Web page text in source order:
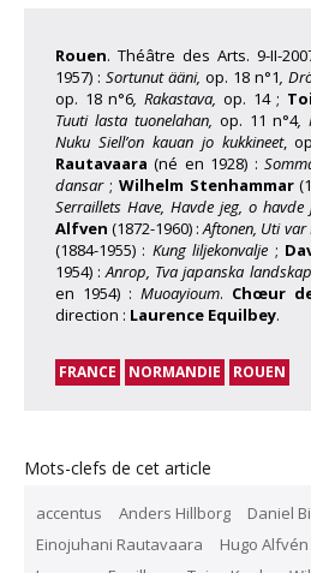
Rouen. Théâtre des Arts. 9-II-
1957) : Sortunut ääni, op. 18 n°1,
op. 18 n°6, Rakastava, op. 14 ;
Tuuti lasta tuonelahan, op. 11 n°4,
Nuku Siell’on kauan jo kukkineet,
Rautavaara (né en 1928) :
dansar; Wilhelm Stenhammar
Serraillets Have, Havde jeg, o
Alfven (1872-1960) :Aftonen, Uti var
(1884-1955) : Kung liljekonvalje ;
1954) :Anrop, Tva japanska landskap
en 1954) : Muoayioum. Chœur
direction : Laurence Equilbey.
FRANCE NORMANDIE ROUEN
Mots-clefs de cet article
accentus Anders Hillborg
Daniel
Einojuhani Rautavaara
Hugo Alfvén